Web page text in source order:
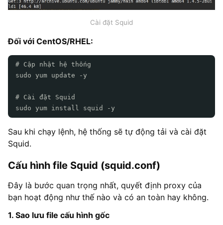
Cài đặt Squid
Đối với CentOS/RHEL:
# Cập nhật hệ thống
sudo yum update -y
# Cài đặt Squid
sudo yum install squid -y
Sau khi chạy lệnh, hệ thống sẽ tự động tải và cài đặt
Squid.
Cấu hình file Squid (squid.conf)
Đây là bước quan trọng nhất, quyết định proxy của
bạn hoạt động như thế nào và có an toàn hay không.
1. Sao lưu file cấu hình gốc